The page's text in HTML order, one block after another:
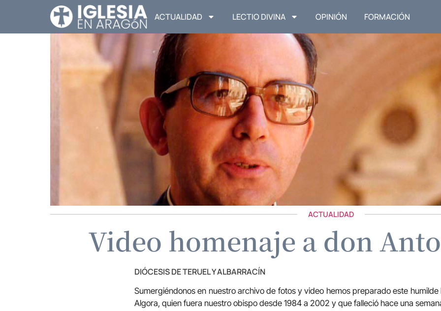
ACTUALIDAD LECTIO DIVINA OPINIÓN FORMACIÓN
ACTUALIDAD
Video homenaje a don
DIÓCESIS DE TERUEL Y ALBARRACÍN
Sumergiéndonos en nuestro archivo de fotos y video hemos preparado este humilde
Algora, quien fuera nuestro obispo desde 1984 a 2002 y que falleció hace una